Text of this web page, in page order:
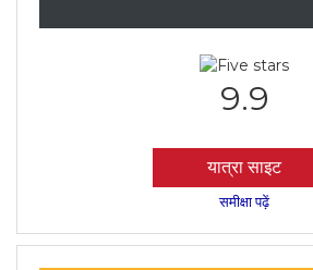
9.9
यात्रा साइट
समीक्षा पढ़ें